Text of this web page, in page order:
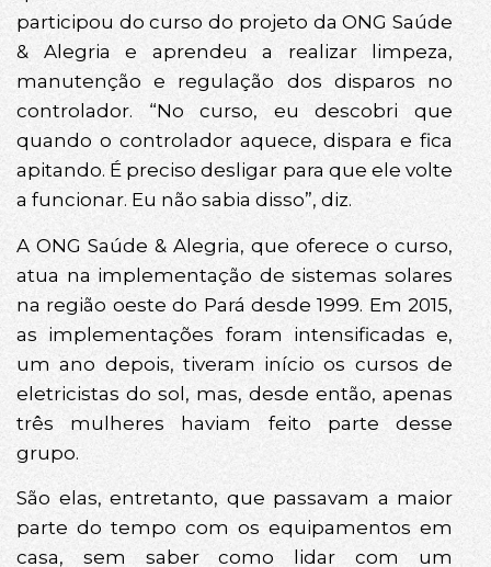
participou do curso do projeto da ONG Saúde
& Alegria e aprendeu a realizar limpeza,
manutenção e regulação dos disparos no
controlador. “No curso, eu descobri que
quando o controlador aquece, dispara e fica
apitando. É preciso desligar para que ele volte
a funcionar. Eu não sabia disso”, diz.
A ONG Saúde & Alegria, que oferece o curso,
atua na implementação de sistemas solares
na região oeste do Pará desde 1999. Em 2015,
as implementações foram intensificadas e,
um ano depois, tiveram início os cursos de
eletricistas do sol, mas, desde então, apenas
três mulheres haviam feito parte desse
grupo.
São elas, entretanto, que passavam a maior
parte do tempo com os equipamentos em
casa, sem saber como lidar com um